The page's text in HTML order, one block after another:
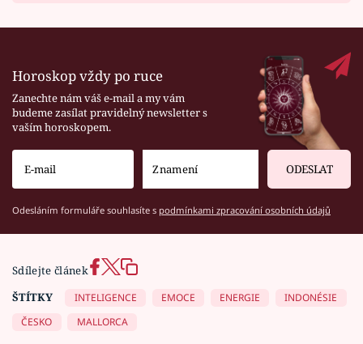
Horoskop vždy po ruce
Zanechte nám váš e-mail a my vám
budeme zasílat pravidelný newsletter s
vaším horoskopem.
ODESLAT
Odesláním formuláře souhlasíte s podmínkami zpracování osobních údajů
Sdílejte článek
ŠTÍTKY
INTELIGENCE EMOCE ENERGIE
INDONÉSIE
ČESKO
MALLORCA